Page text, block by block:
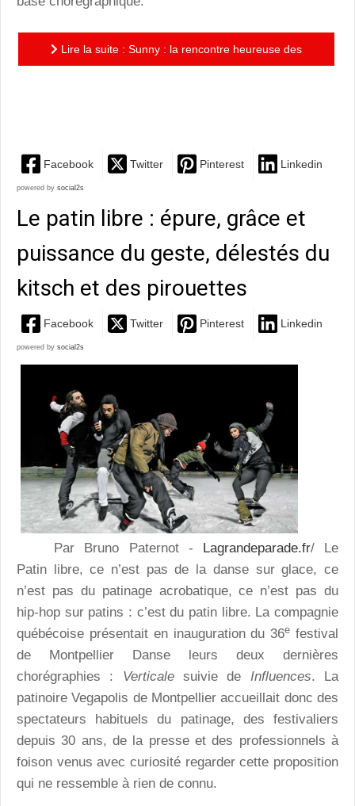
Lire la suite : Sunny : la rencontre heureuse des
Facebook Twitter Pinterest Linkedin
powered by social2s
Le patin libre : épure, grâce et
puissance du geste, délestés du
kitsch et des pirouettes
Facebook Twitter Pinterest Linkedin
powered by social2s
Par Bruno Paternot - Lagrandeparade.fr/ Le
Patin libre, ce n’est pas de la danse sur glace, ce
n’est pas du patinage acrobatique, ce n’est pas du
hip-hop sur patins : c’est du patin libre. La compagnie
québécoise présentait en inauguration du 36e festival
de Montpellier Danse leurs deux dernières
chorégraphies : Verticalesuivie de Influences. La
patinoire Vegapolis de Montpellier accueillait donc des
spectateurs habituels du patinage, des festivaliers
depuis 30 ans, de la presse et des professionnels à
foison venus avec curiosité regarder cette proposition
qui ne ressemble à rien de connu.